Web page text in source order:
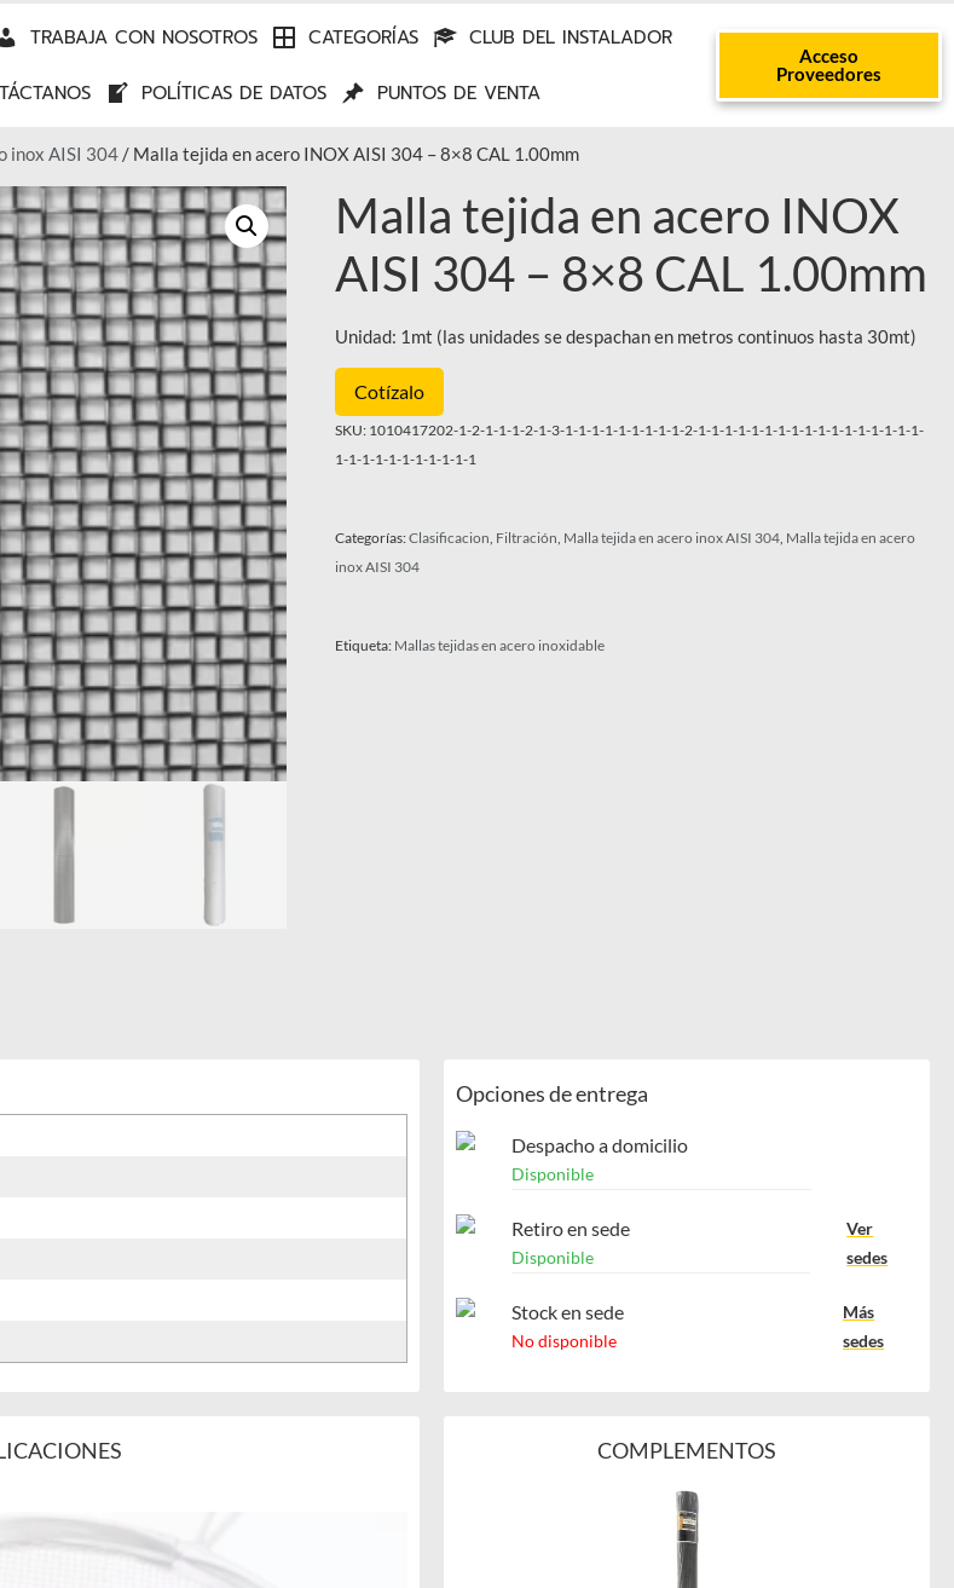
TRABAJA CON NOSOTROS CATEGORÍAS CLUB DEL INSTALADOR
POLÍTICAS DE DATOS PUNTOS DE VENTA
Acceso
Proveedores
inox AISI 304 / Malla tejida en acero INOX AISI 304 – 8×8 CAL 1.00mm
Malla tejida en acero INOX
AISI 304 – 8×8 CAL 1.00mm
Unidad: 1mt (las unidades se despachan en metros continuos hasta 30mt)
Cotízalo
SKU: 1010417202-1-2-1-1-1-2-1-3-1-1-1-1-1-1-1-1-1-2-1-1-1-1-1-1-1-1-1-1-1-1-1-1-1-1-1-
1-1-1-1-1-1-1-1-1-1-1
Categorías:Clasificacion, Filtración, Malla tejida en acero inox AISI 304, Malla tejida en acero
inox AISI 304
Etiqueta: Mallas tejidas en acero inoxidable
Opciones de entrega
Despacho a domicilio
Disponible
Retiro en sede
Disponible
Ver
sedes
Stock en sede
No disponible
Más
sedes
COMPLEMENTOS